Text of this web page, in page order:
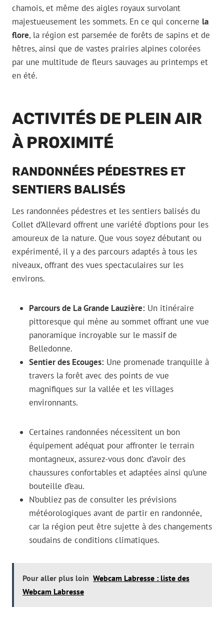
chamois, et même des aigles royaux survolant
majestueusement les sommets. En ce qui concerne la
flore, la région est parsemée de forêts de sapins et de
hêtres, ainsi que de vastes prairies alpines colorées
par une multitude de fleurs sauvages au printemps et
en été.
ACTIVITÉS DE PLEIN AIR
À PROXIMITÉ
RANDONNÉES PÉDESTRES ET
SENTIERS BALISÉS
Les randonnées pédestres et les sentiers balisés du
Collet d’Allevard offrent une variété d’options pour les
amoureux de la nature. Que vous soyez débutant ou
expérimenté, il y a des parcours adaptés à tous les
niveaux, offrant des vues spectaculaires sur les
environs.
Parcours de La Grande Lauzière: Un itinéraire
pittoresque qui mène au sommet offrant une vue
panoramique incroyable sur le massif de
Belledonne.
Sentier des Ecouges: Une promenade tranquille à
travers la forêt avec des points de vue
magnifiques sur la vallée et les villages
environnants.
Certaines randonnées nécessitent un bon
équipement adéquat pour affronter le terrain
montagneux, assurez-vous donc d’avoir des
chaussures confortables et adaptées ainsi qu’une
bouteille d’eau.
N’oubliez pas de consulter les prévisions
météorologiques avant de partir en randonnée,
car la région peut être sujette à des changements
soudains de conditions climatiques.
Pour aller plus loin Webcam Labresse : liste des
Webcam Labresse